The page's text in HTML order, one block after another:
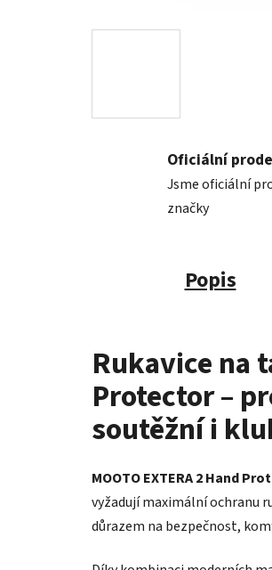
Oficiální
Jsme oficiální
značky
Popis
Rukavice na
Protector –
soutěžní i
MOOTO EXTERA 2 Hand
vyžadují maximální ochranu
důrazem na bezpečnost,